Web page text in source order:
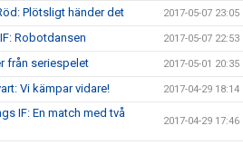
Plötsligt händer det 2017-05-07 23:05
Robotdansen 2017-05-07 22:53
från seriespelet 2017-05-01 20:35
Vi kämpar vidare! 2017-04-29 18:14
IF: En match med två
2017-04-29 17:46